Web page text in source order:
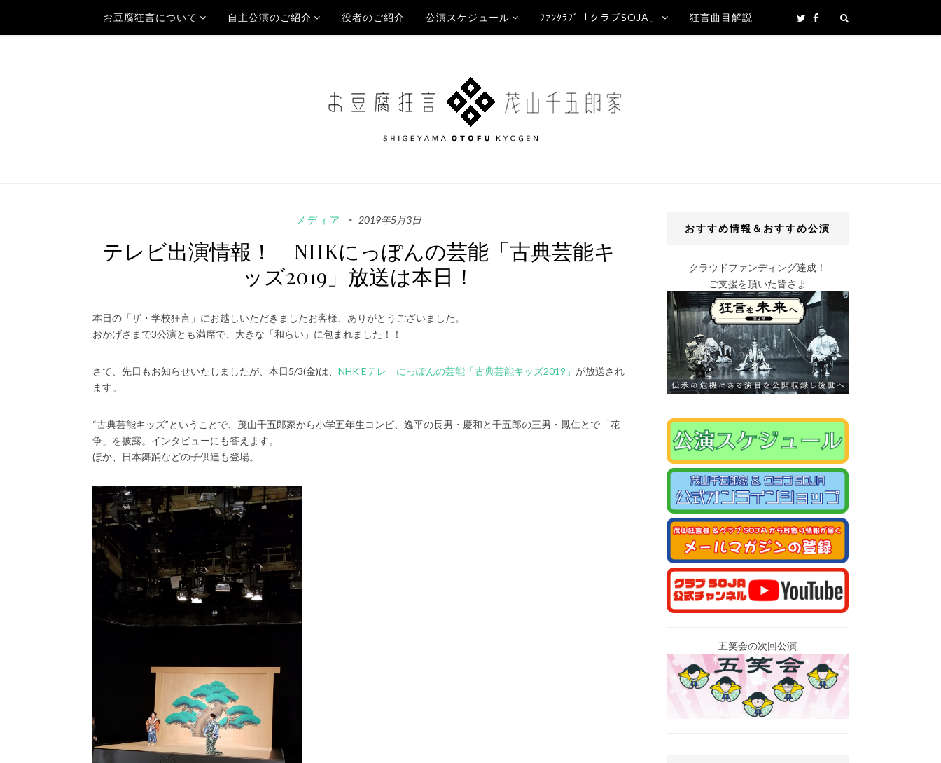
お豆腐狂言について 自主公演のご紹介 役者のご紹介 公演スケジュール ﾌｧﾝｸﾗﾌﾞ「クラブSOJA」 狂言曲目解説
メディア 2019年5月3日
テレビ出演情報！ NHKにっぽんの芸能「古典芸能キ
ッズ2019」放送は本日！
本日の「ザ・学校狂言」にお越しいただきましたお客様、ありがとうございました。
おかげさまで3公演とも満席で、大きな「和らい」に包まれました！！
さて、先日もお知らせいたしましたが、本日5/3(金)は、 NHK Eテレ にっぽんの芸能「古典芸能キッズ2019」 が放送され
ます。
“古典芸能キッズ”ということで、茂山千五郎家から小学五年生コンビ、逸平の長男・慶和と千五郎の三男・鳳仁とで「花
争」を披露。インタビューにも答えます。
ほか、日本舞踊などの子供達も登場。
おすすめ情報＆おすすめ公演
クラウドファンディング達成！
ご支援を頂いた皆さま
五笑会の次回公演